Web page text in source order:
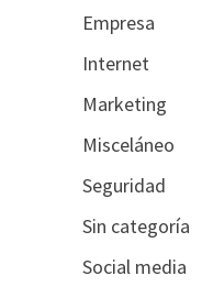
Empresa
Internet
Marketing
Misceláneo
Seguridad
Sin categoría
Social media